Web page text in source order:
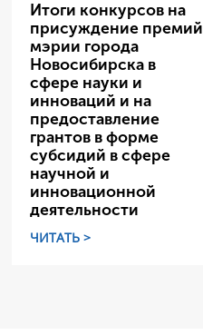
Итоги конкурсов на
присуждение премий
мэрии города
Новосибирска в
сфере науки и
инноваций и на
предоставление
грантов в форме
субсидий в сфере
научной и
инновационной
деятельности
ЧИТАТЬ >